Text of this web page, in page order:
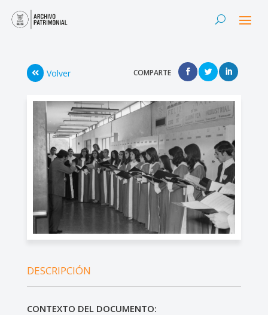
Volver COMPARTE
DESCRIPCIÓN
CONTEXTO DEL DOCUMENTO: